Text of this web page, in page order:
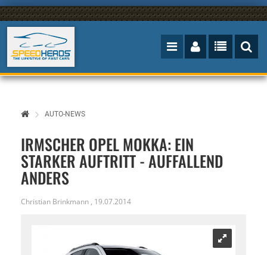
AUTO-NEWS
IRMSCHER OPEL MOKKA: EIN
STARKER AUFTRITT - AUFFALLEND
ANDERS
Christian Brinkmann , 19.07.2014